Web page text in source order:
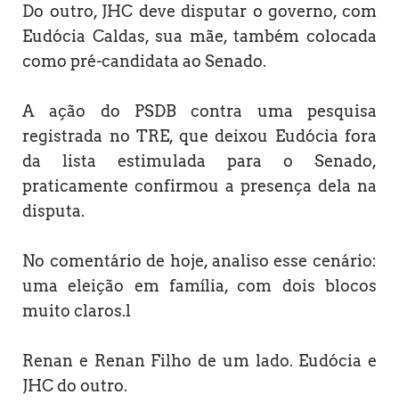
Do outro, JHC deve disputar o governo, com
Eudócia Caldas, sua mãe, também colocada
como pré-candidata ao Senado.
A ação do PSDB contra uma pesquisa
registrada no TRE, que deixou Eudócia fora
da lista estimulada para o Senado,
praticamente confirmou a presença dela na
disputa.
No comentário de hoje, analiso esse cenário:
uma eleição em família, com dois blocos
muito claros.l
Renan e Renan Filho de um lado. Eudócia e
JHC do outro.